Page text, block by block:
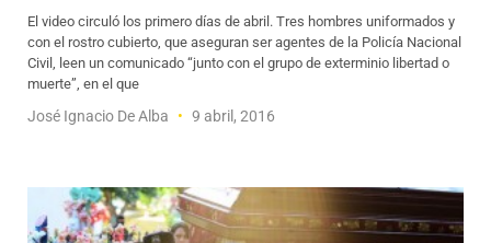
El video circuló los primero días de abril. Tres hombres uniformados y
con el rostro cubierto, que aseguran ser agentes de la Policía Nacional
Civil, leen un comunicado “junto con el grupo de exterminio libertad o
muerte”, en el que
José Ignacio De Alba 9 abril, 2016